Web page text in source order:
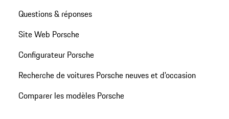
Questions & réponses
Site Web Porsche
Configurateur Porsche
Recherche de voitures Porsche neuves et d'occasion
Comparer les modèles Porsche